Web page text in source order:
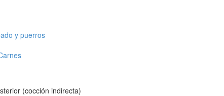
y puerros
(cocción indirecta)